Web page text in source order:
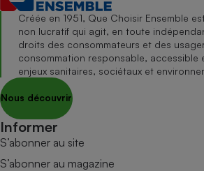
Créée en 1951, Que Choisir Ensemble
non lucratif qui agit, en toute
droits des consommateurs et des
consommation responsable, accessible
enjeux sanitaires, sociétaux et
Nous découvrir
Informer
S’abonner au site
S’abonner au magazine